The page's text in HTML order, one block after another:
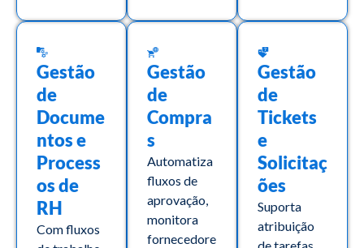
Gestão
de
Docume
ntos e
Process
os de
RH
Com fluxos
Gestão
de
Compra
s
Automatiza
fluxos de
aprovação,
monitora
fornecedore
Gestão
de
Tickets
e
Solicitaç
ões
Suporta
atribuição